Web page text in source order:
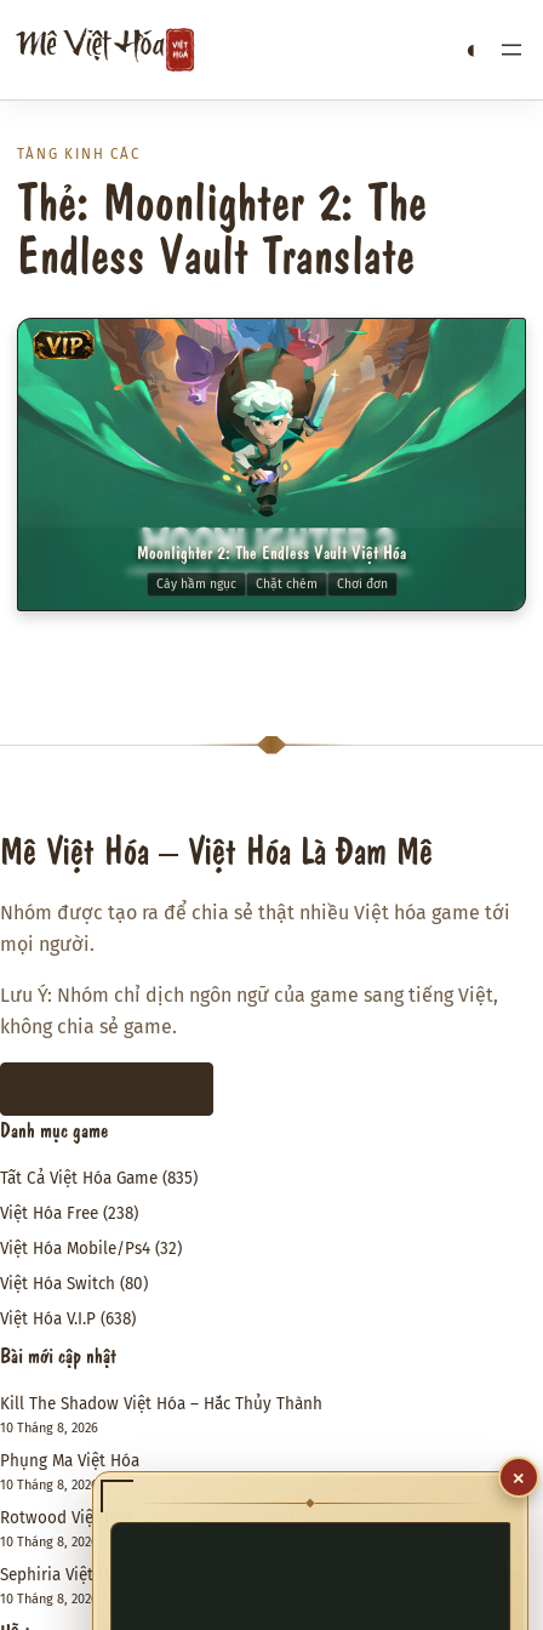
đến
nội
dung
Mê Việt Hóa ◐
TÀNG KINH CÁC
Thẻ: Moonlighter 2: The
Endless Vault Translate
VIP
Moonlighter 2: The Endless Vault Việt Hóa
Cày hầm ngục Chặt chém Chơi đơn
Mê Việt Hóa – Việt Hóa Là Đam Mê
Nhóm được tạo ra để chia sẻ thật nhiều Việt hóa game tới
mọi người.
Lưu Ý: Nhóm chỉ dịch ngôn ngữ của game sang tiếng Việt,
không chia sẻ game.
Danh mục game
Tất Cả Việt Hóa Game (835)
Việt Hóa Free (238)
Việt Hóa Mobile/Ps4 (32)
Việt Hóa Switch (80)
Việt Hóa V.I.P (638)
Bài mới cập nhật
Kill The Shadow Việt Hóa – Hắc Thủy Thành
10 Tháng 8, 2026
Phụng Ma Việt Hóa
10 Tháng 8, 2026
Rotwood Việt Hóa
10 Tháng 8, 2026
Sephiria Việt Hóa
10 Tháng 8, 2026
×
◆